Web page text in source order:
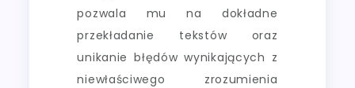
pozwala mu na dokładne
przekładanie tekstów oraz
unikanie błędów wynikających z
niewłaściwego zrozumienia